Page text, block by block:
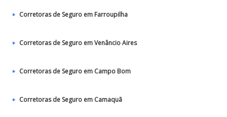
Corretoras de Seguro em Farroupilha
Corretoras de Seguro em Venâncio Aires
Corretoras de Seguro em Campo Bom
Corretoras de Seguro em Camaquã